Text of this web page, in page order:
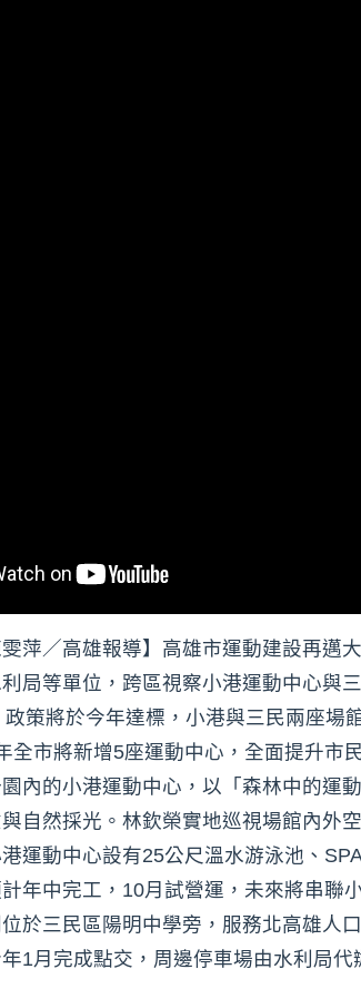
雯萍／高雄報導】高雄市運動建設再邁
局等單位，跨區視察小港運動中心與
策將於今年達標，小港與三民兩座場
全市將新增5座運動中心，全面提升市
內的小港運動中心，以「森林中的運
自然採光。林欽榮實地巡視場館內外
運動中心設有25公尺溫水游泳池、
年中完工，10月試營運，未來將串聯
於三民區陽明中學旁，服務北高雄人
1月完成點交，周邊停車場由水利局